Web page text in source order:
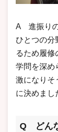
A 進振りの
ひとつの分
るため履修
学問を深め
激になりそ
に決めまし
Q どん